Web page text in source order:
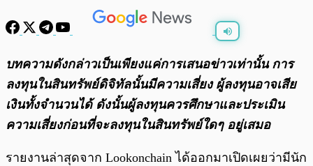
พร้อมเล่น 0:00 /
บทความดังกล่าวเป็นเพียงแค่การเสนอข่าวเท่านั้น การ
ลงทุนในสินทรัพย์ดิจิทัลนั้นมีความเสี่ยง ผู้ลงทุนอาจเสีย
เงินทั้งจำนวนได้ ดังนั้นผู้ลงทุนควรศึกษาและประเมิน
ความเสี่ยงก่อนที่จะลงทุนในสินทรัพย์ใดๆ อยู่เสมอ
รายงานล่าสุดจาก Lookonchain ได้ออกมาเปิดเผยว่ามีนัก